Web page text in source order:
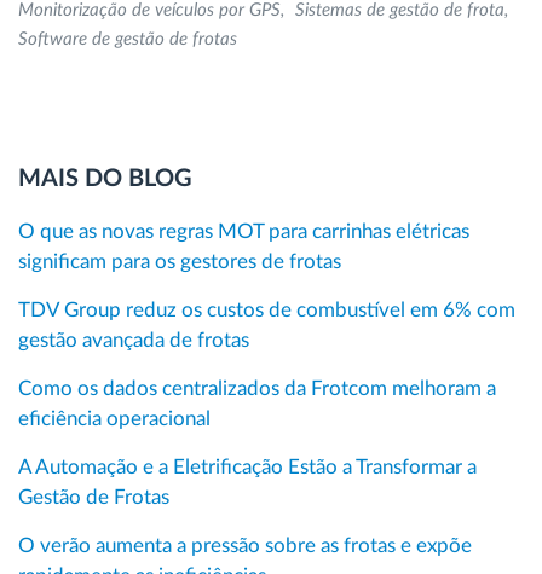
Monitorização de veículos por GPS
Sistemas de gestão de frota
Software de gestão de frotas
MAIS DO BLOG
O que as novas regras MOT para carrinhas elétricas
significam para os gestores de frotas
TDV Group reduz os custos de combustível em 6% com
gestão avançada de frotas
Como os dados centralizados da Frotcom melhoram a
eficiência operacional
A Automação e a Eletrificação Estão a Transformar a
Gestão de Frotas
O verão aumenta a pressão sobre as frotas e expõe